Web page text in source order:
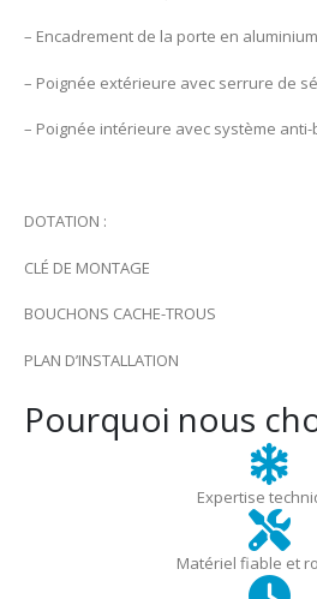
– Encadrement de la porte en
– Poignée extérieure avec serrure de
– Poignée intérieure avec système anti-
DOTATION :
CLÉ DE MONTAGE
BOUCHONS CACHE-TROUS
PLAN D’INSTALLATION
Pourquoi nous
Expertise
Matériel fiable et